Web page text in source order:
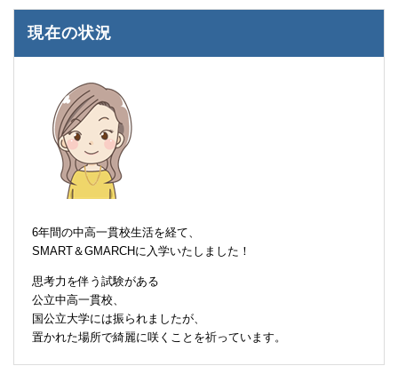
現在の状況
6年間の中高一貫校生活を経て、
SMART＆GMARCHに入学いたしました！
思考力を伴う試験がある
公立中高一貫校、
国公立大学には振られましたが、
置かれた場所で綺麗に咲くことを祈っています。